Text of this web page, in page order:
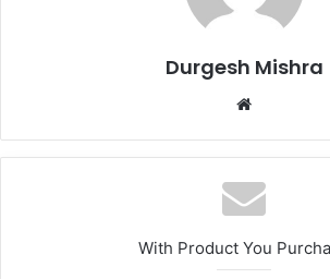
Durgesh Mishra
Website
With Product You